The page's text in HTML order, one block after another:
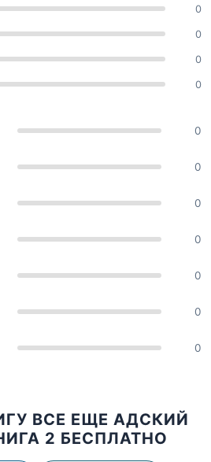
0
0
0
0
0
0
0
0
0
0
0
ВСЕ ЕЩЕ АДСКИЙ
2 БЕСПЛАТНО